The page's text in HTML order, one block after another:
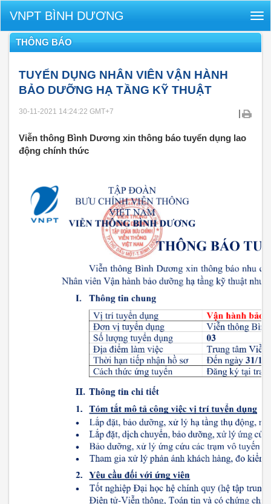
VNPT BÌNH DƯƠNG
THÔNG BÁO
TUYỂN DỤNG NHÂN VIÊN VẬN HÀNH
BẢO DƯỠNG HẠ TẦNG KỸ THUẬT
30-11-2021 14:24:22 GMT+7 |
Viễn thông Bình Dương xin thông báo tuyển dụng lao
động chính thức